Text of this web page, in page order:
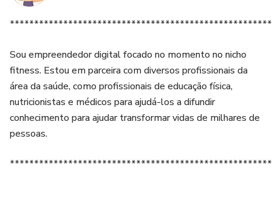
treino avançadas.
Treinamento de Cardiovascular: Além dos exercícios de
resistência, os GIFs podem demonstrar exercícios de
cardio, como corrida, ciclismo ou movimentos aeróbicos.
Sou empreendedor digital focado no momento no nicho
fitness. Estou em parceira com diversos profissionais da
área da saúde, como profissionais de educação física,
nutricionistas e médicos para ajudá-los a difundir
conhecimento para ajudar transformar vidas de milhares de
pessoas.